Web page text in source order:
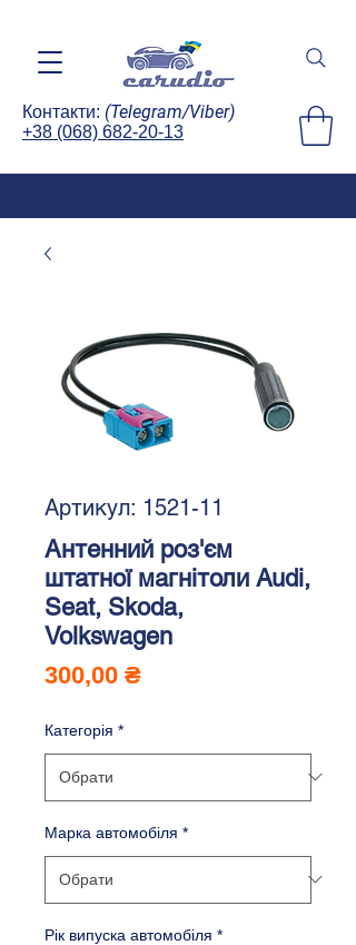
Контакти: (Telegram/Viber)
+38 (068) 682-20-13
Артикул: 1521-11
Антенний роз'єм
штатної магнітоли Audi,
Seat, Skoda,
Volkswagen
300,00 ₴Ціна
Категорія *
Марка автомобіля *
Рік випуска автомобіля *